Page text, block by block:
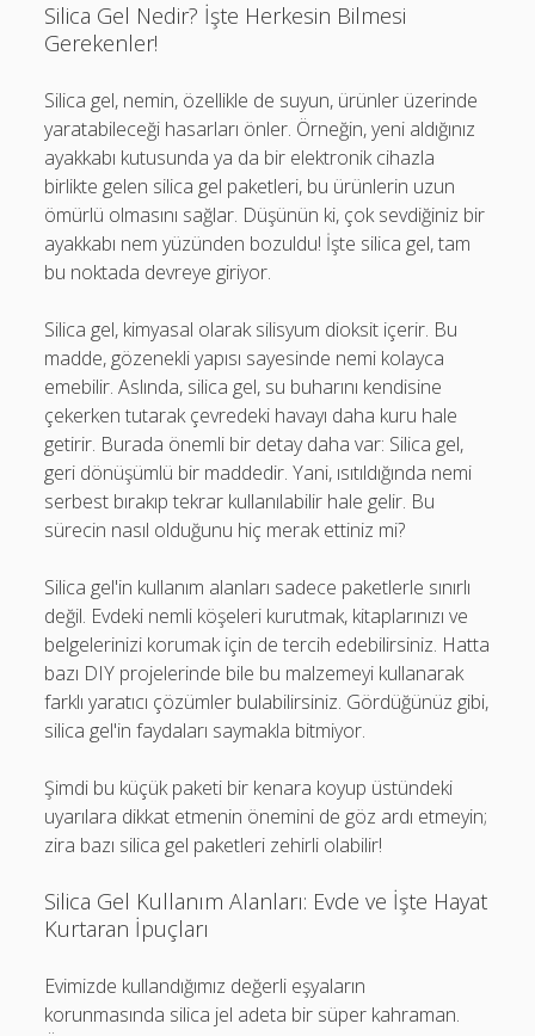
Silica Gel Nedir? İşte Herkesin Bilmesi
Gerekenler!
Silica gel, nemin, özellikle de suyun, ürünler üzerinde
yaratabileceği hasarları önler. Örneğin, yeni aldığınız
ayakkabı kutusunda ya da bir elektronik cihazla
birlikte gelen silica gel paketleri, bu ürünlerin uzun
ömürlü olmasını sağlar. Düşünün ki, çok sevdiğiniz bir
ayakkabı nem yüzünden bozuldu! İşte silica gel, tam
bu noktada devreye giriyor.
Silica gel, kimyasal olarak silisyum dioksit içerir. Bu
madde, gözenekli yapısı sayesinde nemi kolayca
emebilir. Aslında, silica gel, su buharını kendisine
çekerken tutarak çevredeki havayı daha kuru hale
getirir. Burada önemli bir detay daha var: Silica gel,
geri dönüşümlü bir maddedir. Yani, ısıtıldığında nemi
serbest bırakıp tekrar kullanılabilir hale gelir. Bu
sürecin nasıl olduğunu hiç merak ettiniz mi?
Silica gel'in kullanım alanları sadece paketlerle sınırlı
değil. Evdeki nemli köşeleri kurutmak, kitaplarınızı ve
belgelerinizi korumak için de tercih edebilirsiniz. Hatta
bazı DIY projelerinde bile bu malzemeyi kullanarak
farklı yaratıcı çözümler bulabilirsiniz. Gördüğünüz gibi,
silica gel'in faydaları saymakla bitmiyor.
Şimdi bu küçük paketi bir kenara koyup üstündeki
uyarılara dikkat etmenin önemini de göz ardı etmeyin;
zira bazı silica gel paketleri zehirli olabilir!
Silica Gel Kullanım Alanları: Evde ve İşte Hayat
Kurtaran İpuçları
Evimizde kullandığımız değerli eşyaların
korunmasında silica jel adeta bir süper kahraman.